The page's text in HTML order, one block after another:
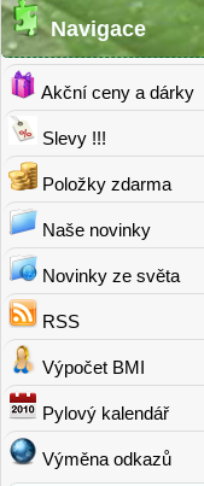
Navigace
Akční ceny a dárky
Slevy !!!
Položky zdarma
Naše novinky
Novinky ze světa
RSS
Výpočet BMI
Pylový kalendář
Výměna odkazů